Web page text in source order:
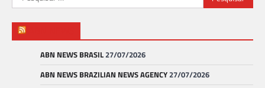
por:
ABN NEWS BRASIL27/07/2026
ABN NEWS BRAZILIAN NEWS AGENCY27/07/2026